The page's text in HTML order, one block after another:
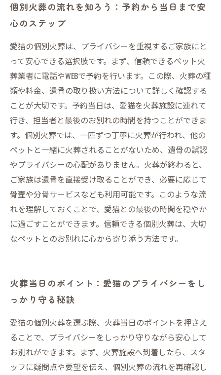
個別火葬の流れを知ろう：予約から当日まで安
心のステップ
愛猫の個別火葬は、プライバシーを重視するご家族にと
って安心できる選択肢です。まず、信頼できるペット火
葬業者に電話やWEBで予約を行います。この際、火葬の種
類や料金、遺骨の取り扱い方法について詳しく確認する
ことが大切です。予約当日は、愛猫を火葬施設に連れて
行き、担当者と最後のお別れの時間を持つことができま
す。個別火葬では、一匹ずつ丁寧に火葬が行われ、他の
ペットと一緒に火葬されることがないため、遺骨の誤認
やプライバシーの心配がありません。火葬が終わると、
ご家族は遺骨を直接受け取ることができ、必要に応じて
骨壷や分骨サービスなども利用可能です。このような流
れを理解しておくことで、愛猫との最後の時間を穏やか
に過ごすことができます。信頼できる個別火葬は、大切
なペットとのお別れに心から寄り添う方法です。
火葬当日のポイント：愛猫のプライバシーをし
っかり守る秘訣
愛猫の個別火葬を選ぶ際、火葬当日のポイントを押さえ
ることで、プライバシーをしっかり守りながら安心して
お別れができます。まず、火葬施設へ到着したら、スタ
ッフに疑問点や要望を伝え、個別火葬の流れを再確認し